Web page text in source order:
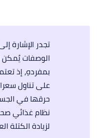
تجدر الإشارة
الوصفات يُمكن
بمفردهِ، إذ
على تناول
حرقها في
نظام غذائي
لزيادة الكتلة